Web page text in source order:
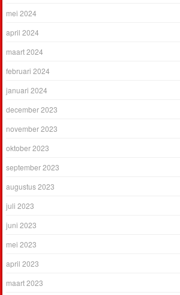
mei 2024
april 2024
maart 2024
februari 2024
januari 2024
december 2023
november 2023
oktober 2023
september 2023
augustus 2023
juli 2023
juni 2023
mei 2023
april 2023
maart 2023